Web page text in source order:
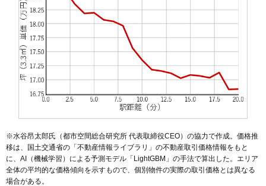
55 吉原
56 南四番町 25万円 2,205万円
57 大野目 25万円 1,469万円
58 24万円
59 1,960万円
24万円
梅野木前 23万円 1,758万円 29.4%
64 成沢西 23万円 1,756万円 21.4%
65
※水谷昂太郎氏（都市空間総合研究所 代表取締役CEO）の協力で作成。価格推
移は、国土交通省の「不動産情報ライブラリ 」の不動産取引価格情報をもと
に、AI（機械学習）による予測モデル「LightGBM」の手法で算出した。エリア
全体の平均的な価格傾向を示すもので、個別物件の実際の取引価格とは異なる
場合がある。